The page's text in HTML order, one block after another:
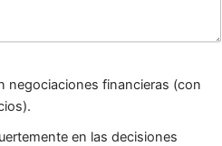
negociaciones financieras (con
en las decisiones